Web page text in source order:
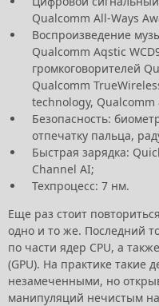
Qualcomm All-Ways
Воспроизведение
Qualcomm Aqstic
громкоговорителей
Qualcomm
technology, Qualcomm
Безопасность:
отпечатку пальца,
Быстрая зарядка:
Channel AI;
Техпроцесс: 7 нм.
Еще раз стоит
одно и то же. Последний
по части ядер CPU, а
(GPU). На практике такие
незамеченными, но
манипуляций нечистым